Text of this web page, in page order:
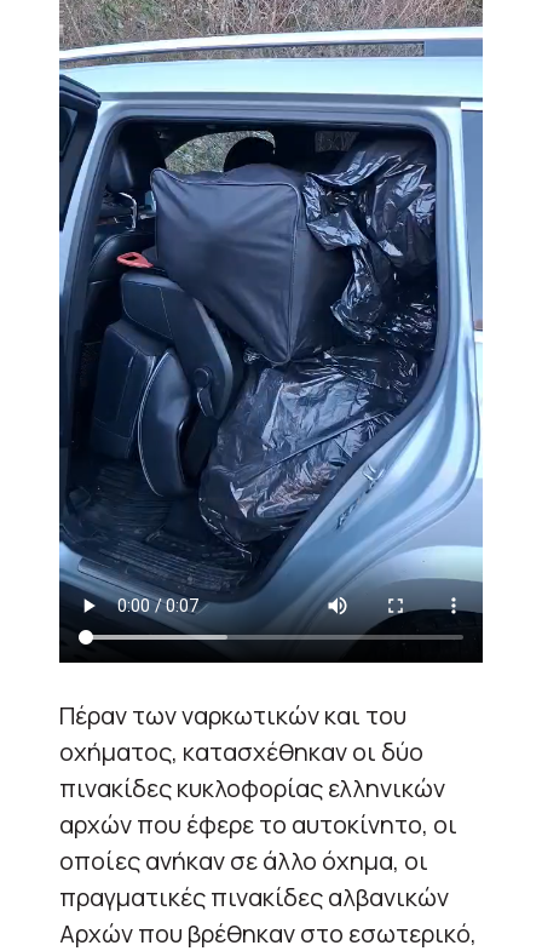
Πέραν των ναρκωτικών και του
οχήματος, κατασχέθηκαν οι δύο
πινακίδες κυκλοφορίας ελληνικών
αρχών που έφερε το αυτοκίνητο, οι
οποίες ανήκαν σε άλλο όχημα, οι
πραγματικές πινακίδες αλβανικών
Αρχών που βρέθηκαν στο εσωτερικό,